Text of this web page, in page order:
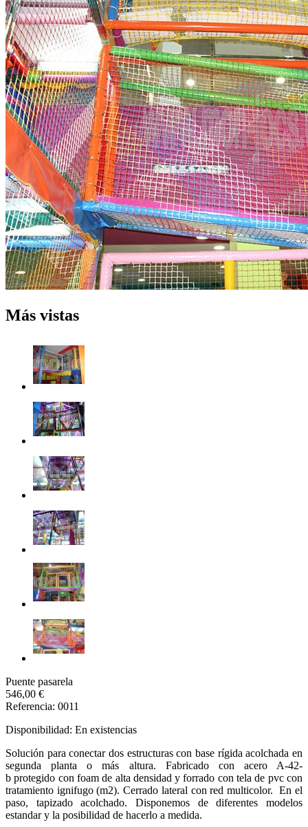
Más vistas
Puente pasarela
546,00 €
Referencia: 0011
Disponibilidad: En existencias
Solución para conectar dos estructuras con base rígida acolchada en
segunda planta o más altura. Fabricado con acero A-42-
b protegido con foam de alta densidad y forrado con tela de pvc con
tratamiento ignifugo (m2). Cerrado lateral con red multicolor. En el
paso, tapizado acolchado. Disponemos de diferentes modelos
estandar y la posibilidad de hacerlo a medida.